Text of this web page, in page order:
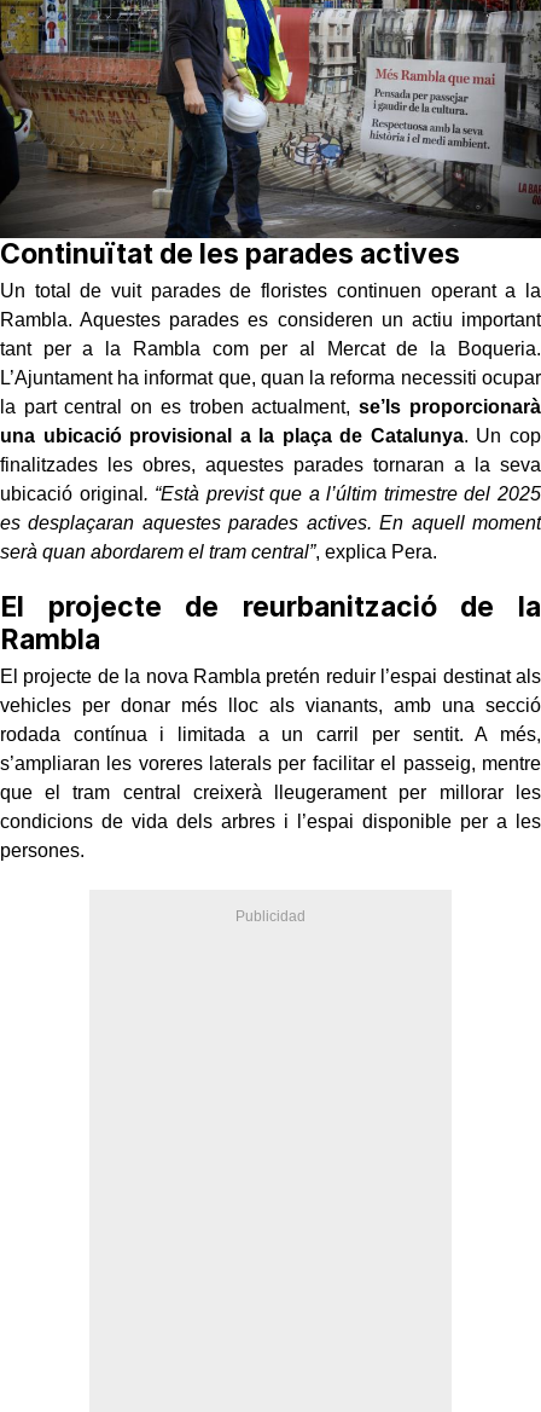
Continuïtat de les parades actives
Un total de vuit parades de floristes continuen operant a la
Rambla. Aquestes parades es consideren un actiu important
tant per a la Rambla com per al Mercat de la Boqueria.
L’Ajuntament ha informat que, quan la reforma necessiti ocupar
la part central on es troben actualment, se’ls proporcionarà
una ubicació provisional a la plaça de Catalunya. Un cop
finalitzades les obres, aquestes parades tornaran a la seva
ubicació original . “Està previst que a l’últim trimestre del 2025
es desplaçaran aquestes parades actives. En aquell moment
serà quan abordarem el tram central”, explica Pera.
El projecte de reurbanització de la
Rambla
El projecte de la nova Rambla pretén reduir l’espai destinat als
vehicles per donar més lloc als vianants, amb una secció
rodada contínua i limitada a un carril per sentit. A més,
s’ampliaran les voreres laterals per facilitar el passeig, mentre
que el tram central creixerà lleugerament per millorar les
condicions de vida dels arbres i l’espai disponible per a les
persones.